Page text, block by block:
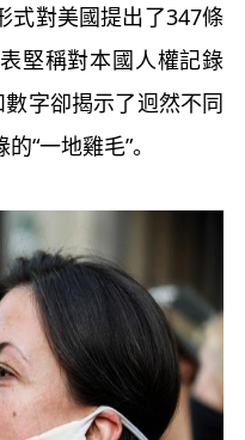
式對美國提出了347條
堅稱對本國人權記錄
字卻揭示了迥然不同
“一地雞毛”。